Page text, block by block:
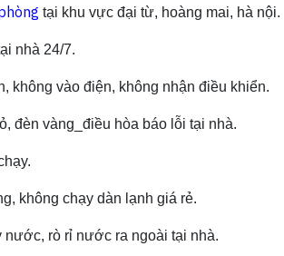
tại khu vực đại từ, hoàng mai, hà nội.
nhà 24/7.
không vào điện, không nhận điều khiển.
đèn vàng_điều hòa báo lỗi tại nhà.
không chạy dàn lạnh giá rẻ.
rò rỉ nước ra ngoài tại nhà.